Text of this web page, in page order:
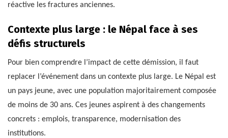
réactive les fractures anciennes.
Contexte plus large : le Népal face à ses
défis structurels
Pour bien comprendre l’impact de cette démission, il faut
replacer l’événement dans un contexte plus large. Le Népal est
un pays jeune, avec une population majoritairement composée
de moins de 30 ans. Ces jeunes aspirent à des changements
concrets : emplois, transparence, modernisation des
institutions.